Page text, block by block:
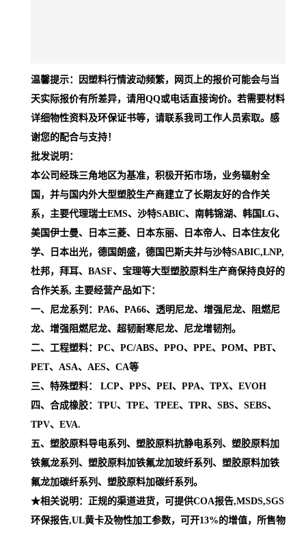
温馨提示：因塑料行情波动频繁，网页上的报价可能会与当
天实际报价有所差异，请用QQ或电话直接询价。若需要材料
详细物性资料及环保证书等，请联系我司工作人员索取。感
谢您的配合与支持！
批发说明：
本公司经珠三角地区为基准，积极开拓市场，业务辐射全
国，并与国内外大型塑胶生产商建立了长期友好的合作关
系，主要代理瑞士EMS、沙特SABIC、南韩锦湖、韩国LG、
美国伊士曼、日本三菱、日本东丽、日本帝人、日本住友化
学、日本出光，德国朗盛，德国巴斯夫并与沙特SABIC,LNP,
杜邦，拜耳、BASF、宝理等大型塑胶原料生产商保持良好的
合作关系, 主要经营产品如下：
一、尼龙系列：PA6、PA66、透明尼龙、增强尼龙、阻燃尼
龙、增强阻燃尼龙、超韧耐寒尼龙、尼龙增韧剂。
二、工程塑料：PC、PC/ABS、PPO、PPE、POM、PBT、
PET、ASA、AES、CA等
三、特殊塑料： LCP、PPS、PEI、PPA、TPX、EVOH
四、合成橡胶：TPU、TPE、TPEE、TPR、SBS、SEBS、
TPV、EVA.
五、塑胶原料导电系列、塑胶原料抗静电系列、塑胶原料加
铁氟龙系列、塑胶原料加铁氟龙加玻纤系列、塑胶原料加铁
氟龙加碳纤系列、塑胶原料加碳纤系列。
★相关说明：正规的渠道进货，可提供COA报告,MSDS,SGS
环保报告,UL黄卡及物性加工参数，可开13%的增值，所售物